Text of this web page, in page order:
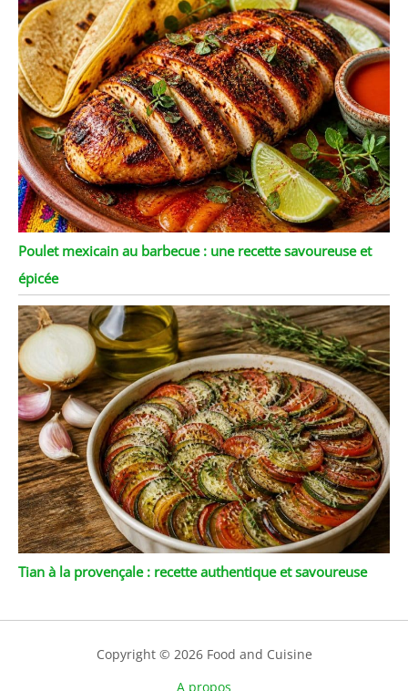
Poulet mexicain au barbecue : une recette savoureuse et
épicée
Tian à la provençale : recette authentique et savoureuse
Copyright © 2026 Food and Cuisine
A propos